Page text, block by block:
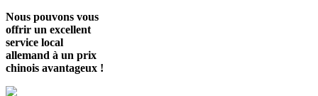
Nous pouvons vous
offrir un excellent
service local
allemand à un prix
chinois avantageux !